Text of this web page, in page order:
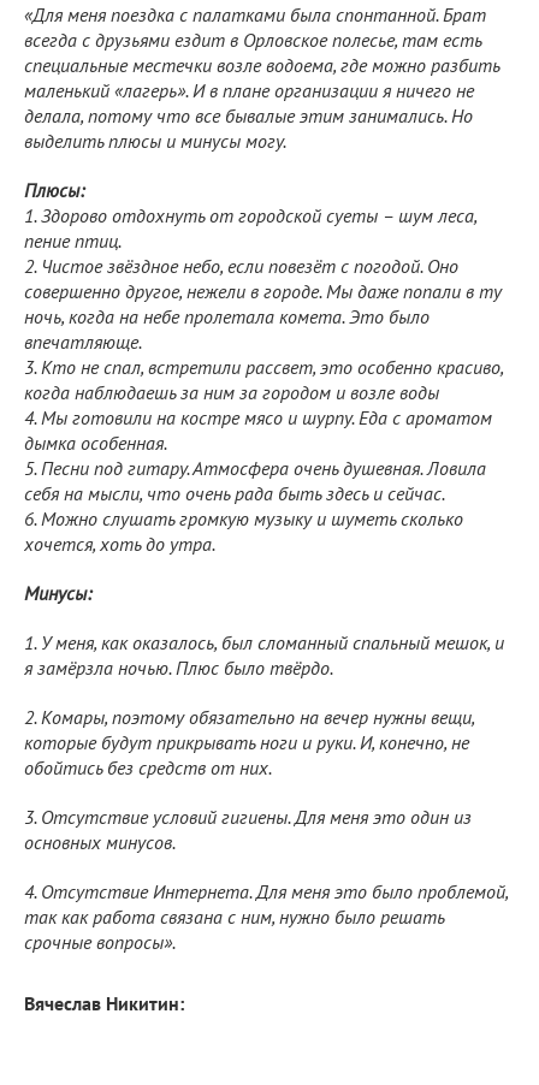
«Для меня поездка с палатками была спонтанной. Брат
всегда с друзьями ездит в Орловское полесье, там есть
специальные местечки возле водоема, где можно разбить
маленький «лагерь». И в плане организации я ничего не
делала, потому что все бывалые этим занимались. Но
выделить плюсы и минусы могу.
Плюсы:
1. Здорово отдохнуть от городской суеты – шум леса,
пение птиц.
2. Чистое звёздное небо, если повезёт с погодой. Оно
совершенно другое, нежели в городе. Мы даже попали в ту
ночь, когда на небе пролетала комета. Это было
впечатляюще.
3. Кто не спал, встретили рассвет, это особенно красиво,
когда наблюдаешь за ним за городом и возле воды
4. Мы готовили на костре мясо и шурпу. Еда с ароматом
дымка особенная.
5. Песни под гитару. Атмосфера очень душевная. Ловила
себя на мысли, что очень рада быть здесь и сейчас.
6. Можно слушать громкую музыку и шуметь сколько
хочется, хоть до утра.
Минусы:
1. У меня, как оказалось, был сломанный спальный мешок, и
я замёрзла ночью. Плюс было твёрдо.
2. Комары, поэтому обязательно на вечер нужны вещи,
которые будут прикрывать ноги и руки. И, конечно, не
обойтись без средств от них.
3. Отсутствие условий гигиены. Для меня это один из
основных минусов.
4. Отсутствие Интернета. Для меня это было проблемой,
так как работа связана с ним, нужно было решать
срочные вопросы».
Вячеслав Никитин: